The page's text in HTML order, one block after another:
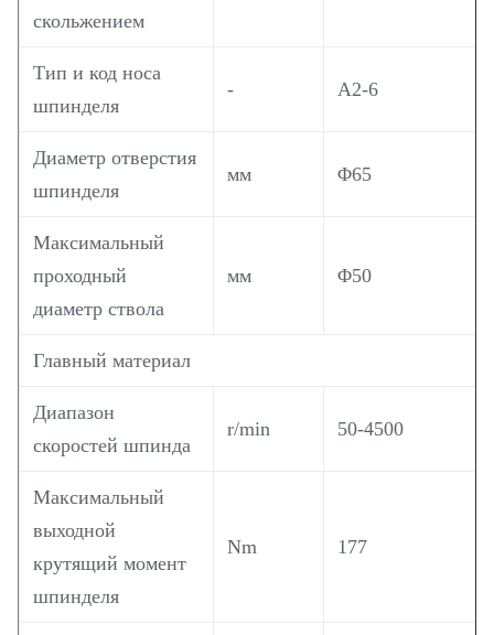
скольжением
Тип и код носа
шпинделя
- A2-6
Диаметр отверстия
шпинделя
мм Φ65
Максимальный
проходный
диаметр ствола
мм Φ50
Главный материал
Диапазон
скоростей шпинда
r/min 50-4500
Максимальный
выходной
крутящий момент
шпинделя
Nm 177